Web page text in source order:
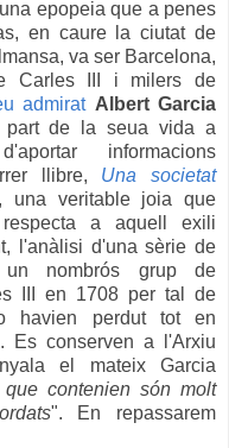
epopeia que a penes
en caure la ciutat de
va ser Barcelona,
Carles III i milers de
admirat Albert Garcia
de la seua vida a
informacions
llibre, Una societat
, una veritable joia que
a aquell exili
l'anàlisi d'una sèrie de
nombrós grup de
III en 1708 per tal de
havien perdut tot en
Es conserven a l'Arxiu
el mateix Garcia
contenien són molt
". En repassarem